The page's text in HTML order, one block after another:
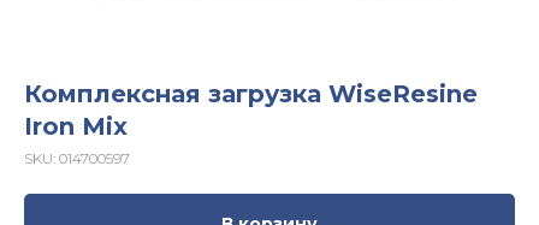
Комплексная загрузка WiseResine
Iron Mix
SKU: 014700597